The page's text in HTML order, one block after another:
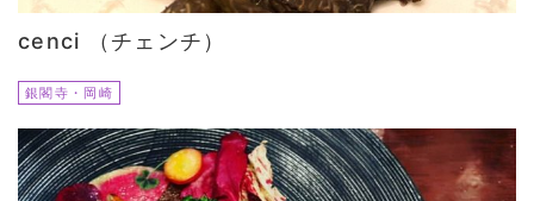
cenci （チェンチ）
銀閣寺・岡崎